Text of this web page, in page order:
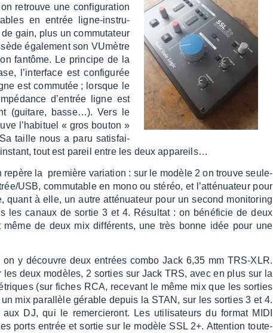
retrouve une confi­gu­ra­tion
en entrée ligne-instru­
gain, plus un commu­ta­teur
égale­ment son VUmètre
fantôme. Le prin­cipe de la
l’in­ter­face est confi­gu­rée
est commu­tée ; lorsque le
d’en­trée ligne est
(guitare, basse…). Vers le
l’ha­bi­tuel « gros bouton »
taille nous a paru satis­fai­
tout est pareil entre les deux appa­reils…
repère la première varia­tion : sur le modèle 2 on trouve seule­
USB, commu­table en mono ou stéréo, et l’at­té­nua­teur pour
quant à elle, un autre atté­nua­teur pour un second moni­to­ring
les canaux de sortie 3 et 4. Résul­tat : on béné­fi­cie de deux
même de deux mix diffé­rents, une très bonne idée pour une
y découvre deux entrées combo Jack 6,35 mm TRS-XLR.
deux modèles, 2 sorties sur Jack TRS, avec en plus sur la
(sur fiches RCA, rece­vant le même mix que les sorties
mix paral­lèle gérable depuis la STAN, sur les sorties 3 et 4.
DJ, qui le remer­cie­ront. Les utili­sa­teurs du format MIDI
ports entrée et sortie sur le modèle SSL 2+. Atten­tion toute­